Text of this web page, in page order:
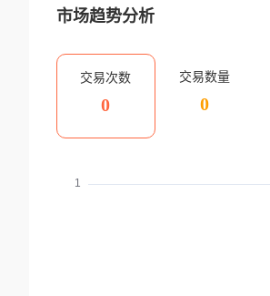
市场趋势分析
交易次数
0
交易数量
0